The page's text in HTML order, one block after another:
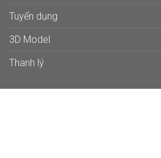
Tuyển dụng
3D Model
Thanh lý